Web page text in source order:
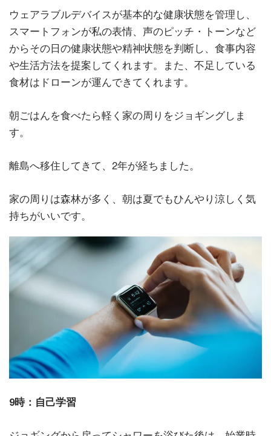
ウェアラブルデバイスが基本的な健康状態を管理し、
スマートフォンが私の表情、声のピッチ・トーンなど
からその日の健康状態や精神状態を判断し、食事内容
や生活方法を提案してくれます。また、不足している
食材はドローンが運んできてくれます。
朝ごはんを食べたら軽く家の周りをジョギングしま
す。
離島へ移住してきて、2年が経ちました。
家の周りは森林が多く、朝は夏でもひんやり涼しく気
持ちがいいです。
9時：自己学習